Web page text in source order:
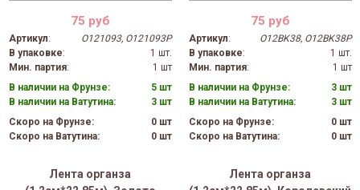
75 руб
Артикул:
O121093, O121093P
В упаковке:
1 шт.
Мин. партия:
1 шт
В наличии на Фрунзе:
5 шт
В наличии на Ватутина:
3 шт
Скоро на Фрунзе:
0 шт
Скоро на Ватутина:
0 шт
75 руб
Артикул:
O12BK38, O12BK38P
В упаковке:
1 шт.
Мин. партия:
1 шт
В наличии на Фрунзе:
3 шт
В наличии на Ватутина:
3 шт
Скоро на Фрунзе:
0 шт
Скоро на Ватутина:
0 шт
Лента органза
Лента органза